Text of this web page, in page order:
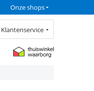
Onze shops
Klantenservice